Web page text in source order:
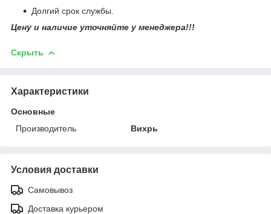
Долгий срок службы.
Цену и наличие уточняйте у менеджера!!!
Скрыть
Характеристики
Основные
Производитель
Вихрь
Условия доставки
Самовывоз
Доставка курьером